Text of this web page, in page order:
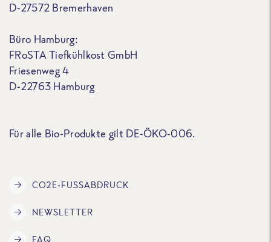
D-27572 Bremerhaven
Büro Hamburg:
FRoSTA Tiefkühlkost GmbH
Friesenweg 4
D-22763 Hamburg
Für alle Bio-Produkte gilt DE-ÖKO-006.
CO2E-FUSSABDRUCK
NEWSLETTER
FAQ